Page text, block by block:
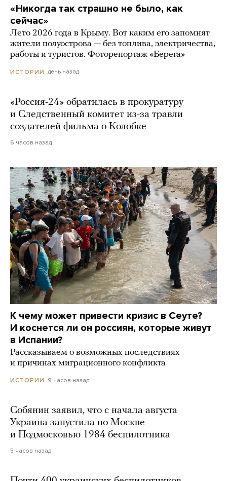
«Никогда так страшно не было, как
сейчас»
Лето 2026 года в Крыму. Вот каким его запомнят
жители полуострова — без топлива, электричества,
работы и туристов. Фоторепортаж «Берега»
ИСТОРИИ день назад
«Россия-24» обратилась в прокуратуру
и Следственный комитет из-за травли
создателей фильма о Колобке
6 часов назад
К чему может привести кризис в Сеуте?
И коснется ли он россиян, которые живут
в Испании?
Рассказываем о возможных последствиях
и причинах миграционного конфликта
ИСТОРИИ 9 часов назад
Собянин заявил, что с начала августа
Украина запустила по Москве
и Подмосковью 1984 беспилотника
5 часов назад